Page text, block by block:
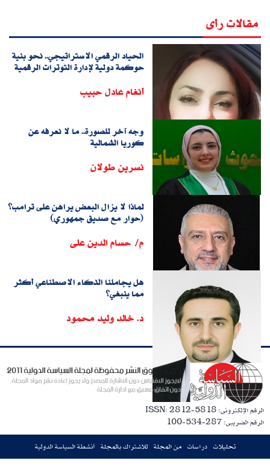
مقالات رأى
الحياد الرقمي الاستراتيجي.. نحو بنية
حوكمة دولية لإدارة التوترات الرقمية
أنغام عادل حبيب
وجه آخر للصورة.. ما لا نعرفه عن
كوريا الشمالية
نسرين طولان
لماذا لا يزال البعض يراهن على ترامب؟
(حوار مع صديق جمهوري)
م/ حسام الدين على
هل يجاملنا الذكاء الاصطناعي أكثر
مما ينبغي؟
د. خالد وليد محمود
الرقم الإلكترونى: ISSN: 2812-5818
الرقم الضريبى: 287-534-100
تحليلات دراسات من المجلة للاشتراك بالمجلة أنشطة السياسة الدولية